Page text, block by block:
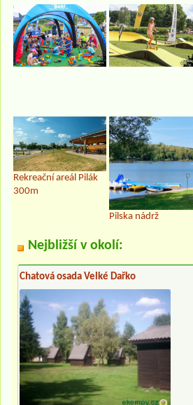
Rekreační areál Pilák
300m
Pilska nádrž
Nejbližší v okolí:
Chatová osada Velké Dařko